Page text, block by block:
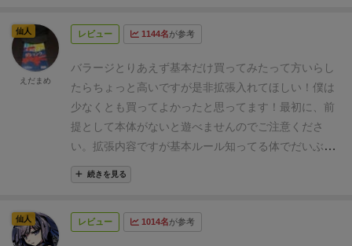
は発電戦略、Bさんは私有建物戦略、Cさんは外注仕事
と何ら変わりません。バラージ本来の、いかに他プレ
イヤーを出し抜くかという最大の面白さが半減してし
まうように思うのです。 なので、バラージの拡張は、
「発電」という戦略はオンリーのまま、その「発電」
というゴールにたどり着くまでの道筋を増やすよう
な、そんな拡張こそがバラージというゲームの本来の
うと、本拡張に含まれている、４つの重役タイル、そ
してオランダという新勢力はとても良い拡張だと思い
レビュー 1144名が参考
バラージとりあえず基本だけ買ってみたって方いらし
たらちょっと高いですが是非拡張入れてほしい！ 僕は
少なくとも買ってよかったと思ってます！ 最初に、前
提として本体がないと遊べませんのでご注意くださ
い。 拡張内容ですが基本ルール知ってる体でだいぶざ
っくりで書きます。
今回から登場した主な要素です。
す。すべて書くのは割愛しますが、
続きを見る
仙人
えだまめ
レビュー 1014名が参考
仙人